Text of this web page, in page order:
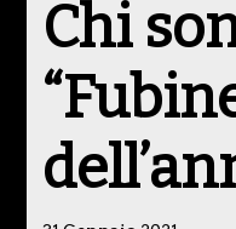
Chi